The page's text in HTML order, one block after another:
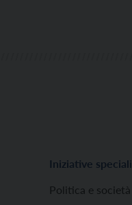
Iniziative speciali
Politica e società